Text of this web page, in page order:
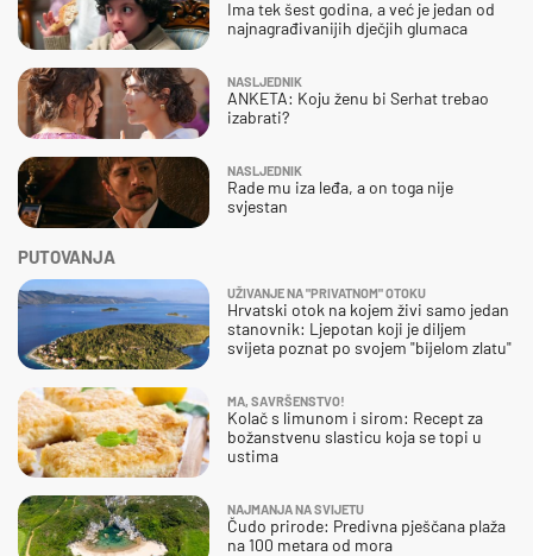
Ima tek šest godina, a već je jedan od
najnagrađivanijih dječjih glumaca
NASLJEDNIK
ANKETA: Koju ženu bi Serhat trebao
izabrati?
NASLJEDNIK
Rade mu iza leđa, a on toga nije
svjestan
PUTOVANJA
UŽIVANJE NA "PRIVATNOM" OTOKU
Hrvatski otok na kojem živi samo jedan
stanovnik: Ljepotan koji je diljem
svijeta poznat po svojem "bijelom zlatu"
MA, SAVRŠENSTVO!
Kolač s limunom i sirom: Recept za
božanstvenu slasticu koja se topi u
ustima
NAJMANJA NA SVIJETU
Čudo prirode: Predivna pješčana plaža
na 100 metara od mora